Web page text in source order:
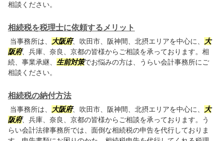
相談ください。
相続税を税理士に依頼するメリット
当事務所は、 大阪府、吹田市、阪神間、北摂エリアを中心に、
大
阪府、兵庫、奈良、京都の皆様からご相談を承っております。相
続、事業承継、 生前対策でお悩みの方は、うらい会計事務所にご
相談ください。
相続税の納付方法
当事務所は、 大阪府、吹田市、阪神間、北摂エリアを中心に、
大
阪府、兵庫、奈良、京都の皆様からご相談を承っております。う
らい会計法律事務所では、面倒な相続税の申告を代行しておりま